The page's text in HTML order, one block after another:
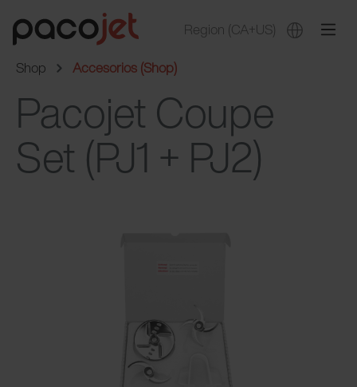
Region (CA+US)
Shop
Accesorios (Shop)
Pacojet Coupe
Set (PJ1 + PJ2)